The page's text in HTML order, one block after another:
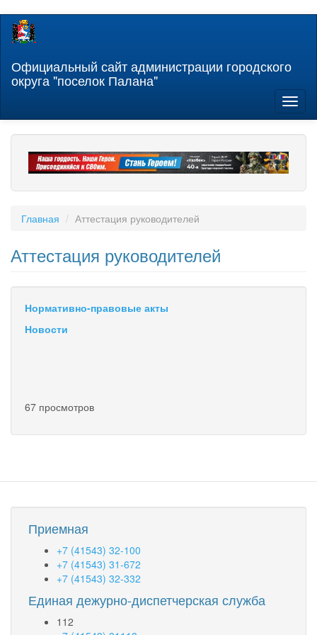
Перейти
содержанию
Официальный сайт администрации городского
округа "поселок Палана"
Главная Аттестация руководителей
Аттестация руководителей
Нормативно-правовые акты
Новости
67 просмотров
Приемная
+7 (41543) 32-100
+7 (41543) 31-672
+7 (41543) 32-332
Единая дежурно-диспетчерская служба
112